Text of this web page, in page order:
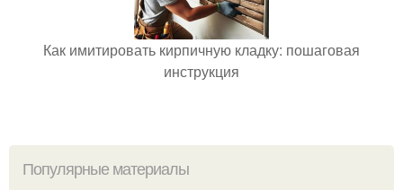
Как имитировать кирпичную кладку: пошаговая
инструкция
Популярные материалы